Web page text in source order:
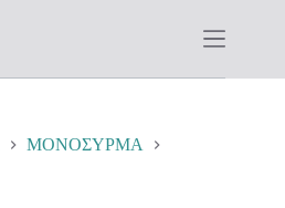
ΜΟΝΟΣΥΡΜΑ